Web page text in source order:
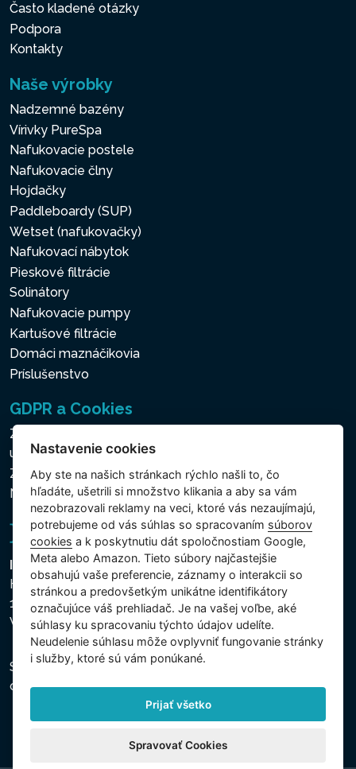
Často kladené otázky
Podpora
Kontakty
Naše výrobky
Nadzemné bazény
Vírivky PureSpa
Nafukovacie postele
Nafukovacie člny
Hojdačky
Paddleboardy (SUP)
Wetset (nafukovačky)
Nafukovací nábytok
Pieskové filtrácie
Solinátory
Nafukovacie pumpy
Kartušové filtrácie
Domáci maznáčikovia
Príslušenstvo
GDPR a Cookies
Zásady ochrany osobných a ďalších spracovávaných
údajov
Zásady používania súborov cookies
Nastavenie cookies
Intex Trading, s.r.o.
Hradecká 2526/3
130 00 Praha 3
Vinohrady - Česká republika
Spoločnosť je zapísaná na Mestskom súde v Prahe,
oddiel C, vložka 74759, IČO 26150808, DIČ CZ26150808.
Nastavenie cookies
Aby ste na našich stránkach rýchlo našli to, čo
hľadáte, ušetrili si množstvo klikania a aby sa vám
nezobrazovali reklamy na veci, ktoré vás nezaujímajú,
potrebujeme od vás súhlas so spracovaním súborov
cookies a k poskytnutiu dát spoločnostiam Google,
Meta alebo Amazon. Tieto súbory najčastejšie
obsahujú vaše preferencie, záznamy o interakcii so
stránkou a predovšetkým unikátne identifikátory
označujúce váš prehliadač. Je na vašej voľbe, aké
súhlasy ku spracovaniu týchto údajov udelíte.
Neudelenie súhlasu mȏže ovplyvniť fungovanie stránky
i služby, ktoré sú vám ponúkané.
Prijať všetko
Spravovať Cookies